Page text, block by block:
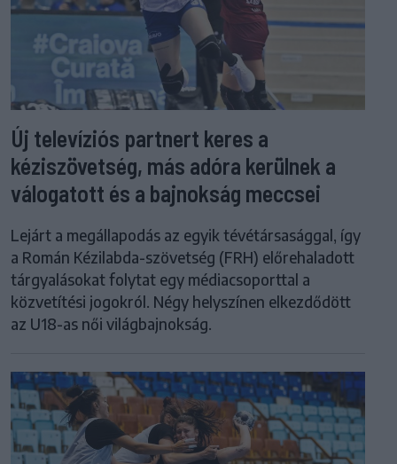
Új televíziós partnert keres a
kéziszövetség, más adóra kerülnek a
válogatott és a bajnokság meccsei
Lejárt a megállapodás az egyik tévétársasággal, így
a Román Kézilabda-szövetség (FRH) előrehaladott
tárgyalásokat folytat egy médiacsoporttal a
közvetítési jogokról. Négy helyszínen elkezdődött
az U18-as női világbajnokság.